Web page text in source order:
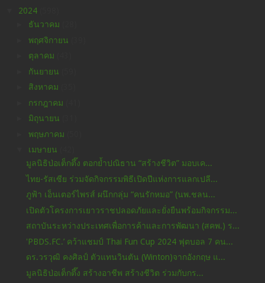
2024
ธันวาคม
พฤศจิกายน
ตุลาคม
กันยายน
สิงหาคม
กรกฎาคม
มิถุนายน
พฤษภาคม
เมษายน
มูลนิธิป่อเต็กตึ๊ง ตอกย้ำปณิธาน “สร้างชีวิต” มอบเค...
ไทย-รัสเซีย ร่วมจัดกิจกรรมพิธีเปิดปีแห่งการแลกเปลี...
ภูฟ้า เอ็นเตอร์ไพรส์ ผนึกกลุ่ม “คนรักหมอ” (นพ.ชลน...
เปิดตัวโครงการเยาวราชปลอดภัยและยั่งยืนพร้อมกิจกรรม...
สถาบันระหว่างประเทศเพื่อการค้าและการพัฒนา (สคพ.) ร...
'PBDS.FC.’ คว้าแชมป์ Thai Fun Cup 2024 ฟุตบอล 7 คน...
ดร.วรวุฒิ คงศิลป์ ตัวแทนวินตัน (Winton)จากอังกฤษ แ...
มูลนิธิป่อเต็กตึ๊ง สร้างอาชีพ สร้างชีวิต ร่วมกับกร...